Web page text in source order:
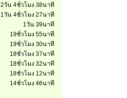
2วัน 4ชั่วโมง 38นาที
1วัน 4ชั่วโมง 27นาที
1วัน 39นาที
19ชั่วโมง 55นาที
19ชั่วโมง 30นาที
18ชั่วโมง 37นาที
18ชั่วโมง 32นาที
18ชั่วโมง 12นาที
14ชั่วโมง 46นาที